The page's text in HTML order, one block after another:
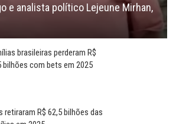
e analista político Lejeune Mirhan,
brasileiras perderam R$
bilhões com bets em 2025
retiraram R$ 62,5 bilhões das